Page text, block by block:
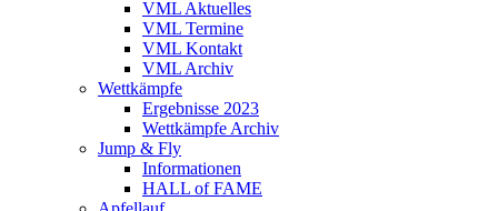
VML Aktuelles
VML Termine
VML Kontakt
VML Archiv
Wettkämpfe
Ergebnisse 2023
Wettkämpfe Archiv
Jump & Fly
Informationen
HALL of FAME